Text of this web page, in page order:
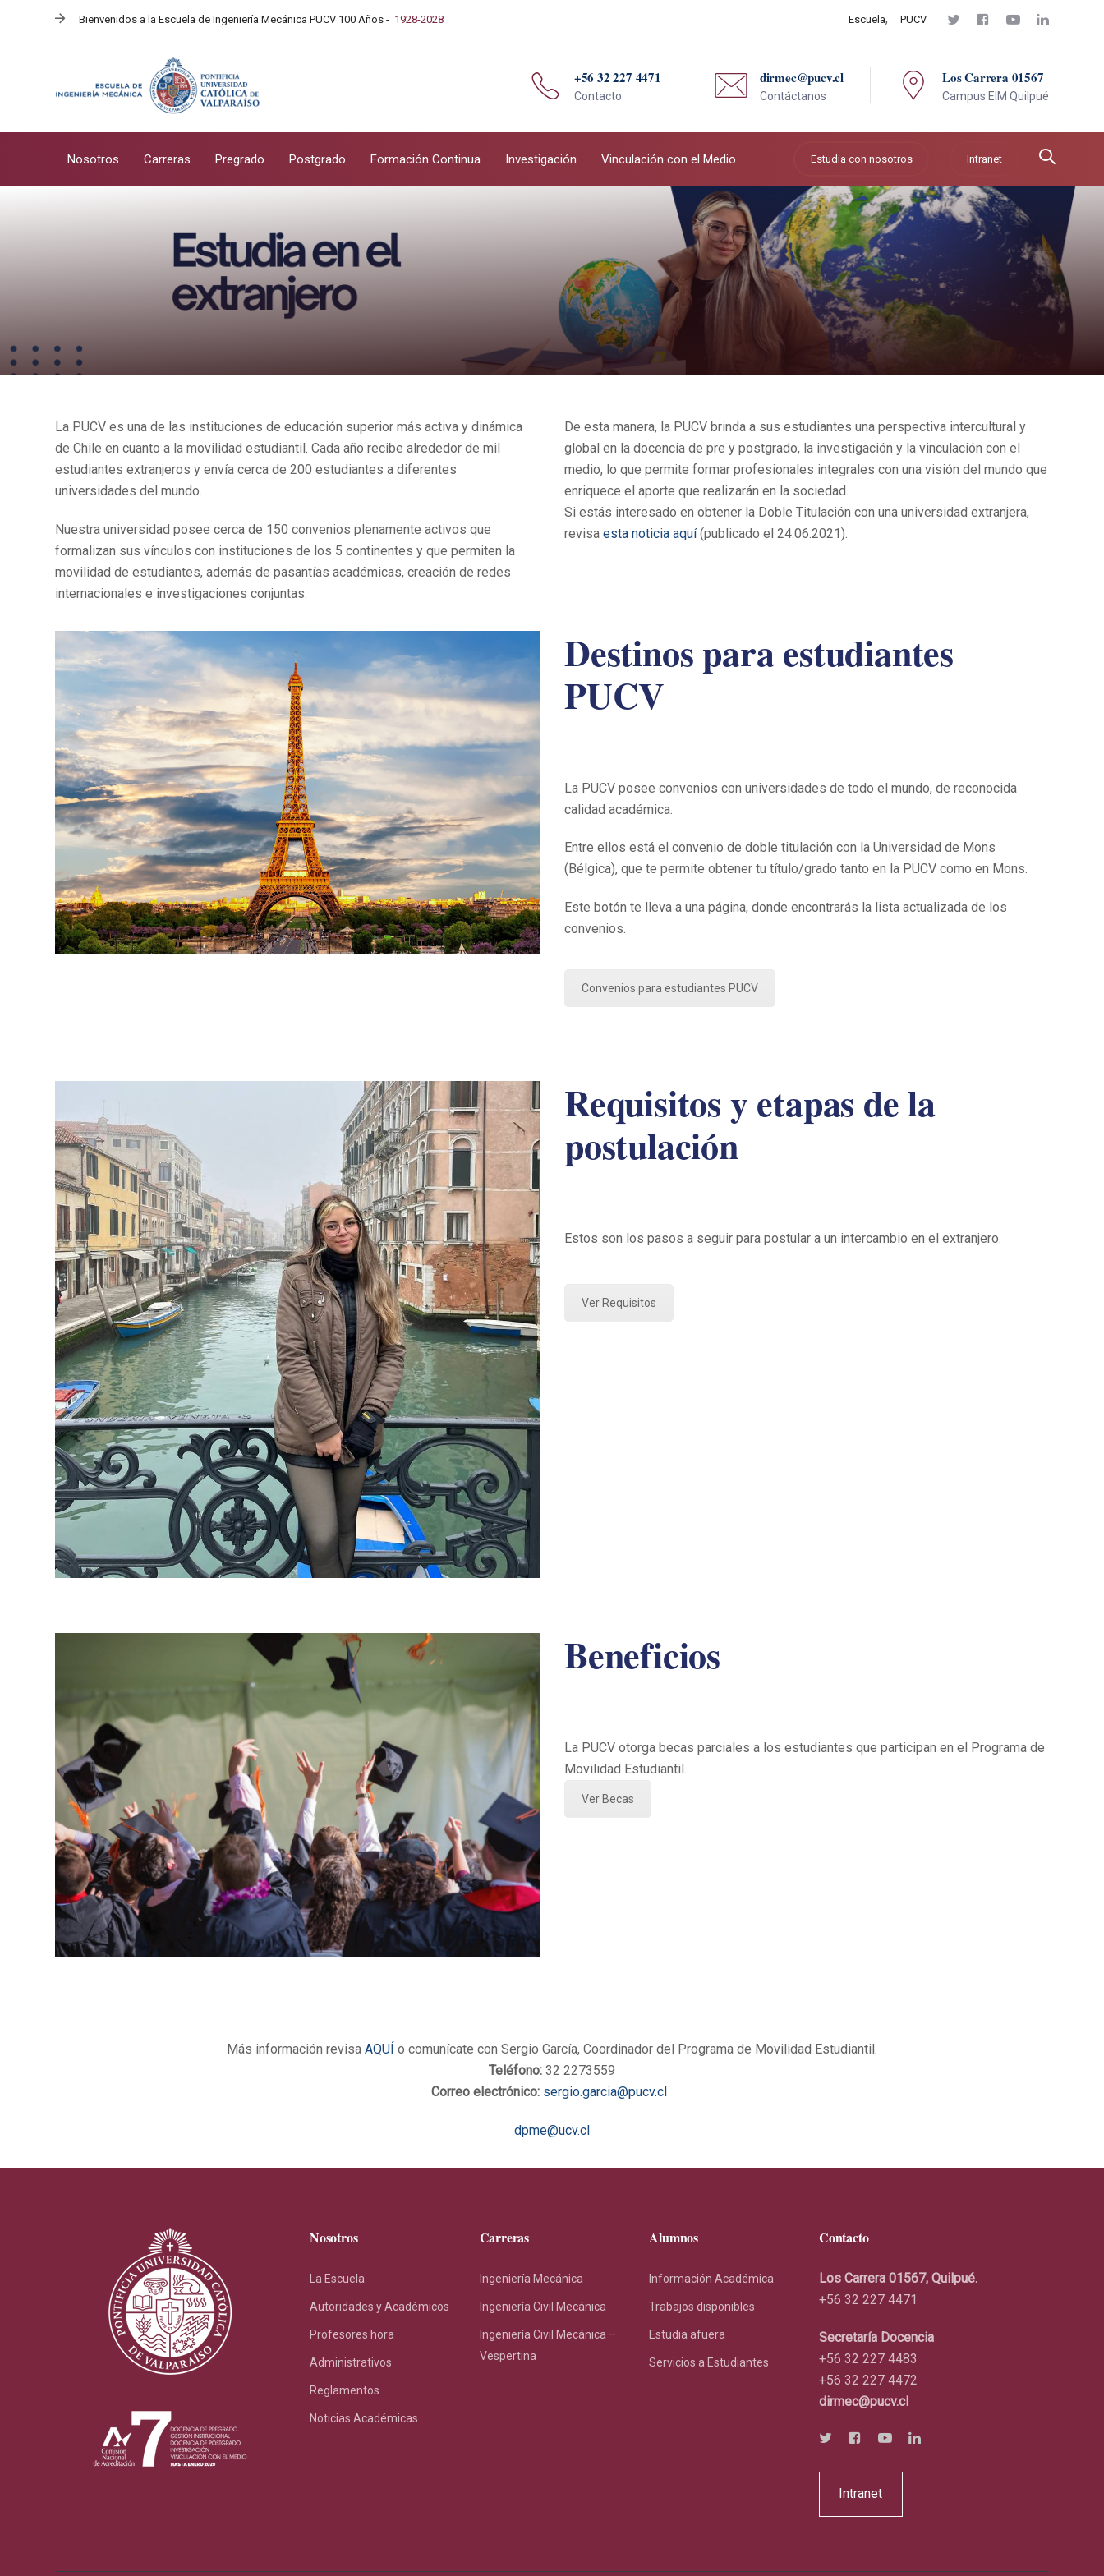
content
Bienvenidos a la Escuela de Ingeniería Mecánica PUCV 100 Años - 1928-2028 Escuela PUCV
+56 32 227 4471
Contacto
dirmec@pucv.cl
Contáctanos
Los Carrera 01567
Campus EIM Quilpué
Nosotros Carreras Pregrado Postgrado Formación Continua Investigación Vinculación con el Medio Estudia con nosotros Intranet
La PUCV es una de las instituciones de educación superior más activa y dinámica
de Chile en cuanto a la movilidad estudiantil. Cada año recibe alrededor de mil
estudiantes extranjeros y envía cerca de 200 estudiantes a diferentes
universidades del mundo.
Nuestra universidad posee cerca de 150 convenios plenamente activos que
formalizan sus vínculos con instituciones de los 5 continentes y que permiten la
movilidad de estudiantes, además de pasantías académicas, creación de redes
internacionales e investigaciones conjuntas.
De esta manera, la PUCV brinda a sus estudiantes una perspectiva intercultural y
global en la docencia de pre y postgrado, la investigación y la vinculación con el
medio, lo que permite formar profesionales integrales con una visión del mundo que
enriquece el aporte que realizarán en la sociedad.
Si estás interesado en obtener la Doble Titulación con una universidad extranjera,
revisa esta noticia aquí(publicado el 24.06.2021).
Destinos para estudiantes
PUCV
La PUCV posee convenios con universidades de todo el mundo, de reconocida
calidad académica.
Entre ellos está el convenio de doble titulación con la Universidad de Mons
(Bélgica), que te permite obtener tu título/grado tanto en la PUCV como en Mons.
Este botón te lleva a una página, donde encontrarás la lista actualizada de los
convenios.
Convenios para estudiantes PUCV
Requisitos y etapas de la
postulación
Estos son los pasos a seguir para postular a un intercambio en el extranjero.
Ver Requisitos
Beneficios
La PUCV otorga becas parciales a los estudiantes que participan en el Programa de
Movilidad Estudiantil.
Ver Becas
Más información revisa AQUÍ o comunícate con Sergio García, Coordinador del Programa de Movilidad Estudiantil.
Teléfono: 32 2273559
Correo electrónico: sergio.garcia@pucv.cl
dpme@ucv.cl
Nosotros
La Escuela
Autoridades y Académicos
Profesores hora
Administrativos
Reglamentos
Noticias Académicas
Carreras
Ingeniería Mecánica
Ingeniería Civil Mecánica
Ingeniería Civil Mecánica –
Vespertina
Alumnos
Información Académica
Trabajos disponibles
Estudia afuera
Servicios a Estudiantes
Contacto
Los Carrera 01567, Quilpué.
+56 32 227 4471
Secretaría Docencia
+56 32 227 4483
+56 32 227 4472
dirmec@pucv.cl
Intranet